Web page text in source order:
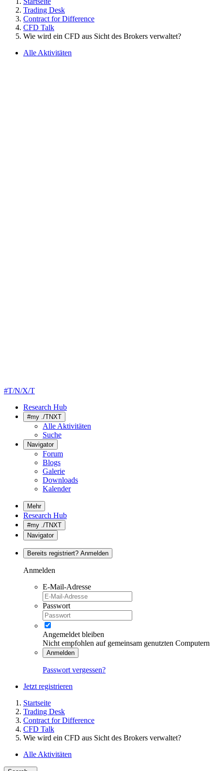
Trading Desk
Contract for Difference
CFD Talk
Wie wird ein CFD aus Sicht des Brokers verwaltet?
Alle Aktivitäten
#T/N/X/T
Research Hub
#my ./TNXT
Alle Aktivitäten
Suche
Navigator
Forum
Blogs
Galerie
Downloads
Kalender
Mehr
Research Hub
#my ./TNXT
Navigator
Bereits registriert? Anmelden
Anmelden
E-Mail-Adresse
Passwort
Angemeldet bleiben
Nicht empfohlen auf gemeinsam genutzten Computern
Anmelden
Passwort vergessen?
Jetzt registrieren
Startseite
Trading Desk
Contract for Difference
CFD Talk
Wie wird ein CFD aus Sicht des Brokers verwaltet?
Alle Aktivitäten